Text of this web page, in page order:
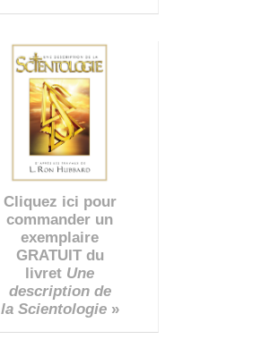
Cliquez ici pour
commander un
exemplaire
GRATUIT du
livret Une
description de
la Scientologie»